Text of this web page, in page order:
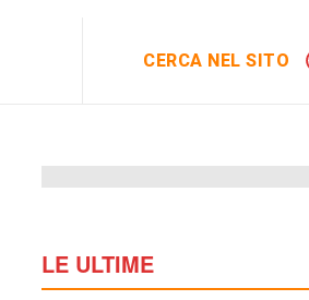
CERCA NEL SITO
LE ULTIME